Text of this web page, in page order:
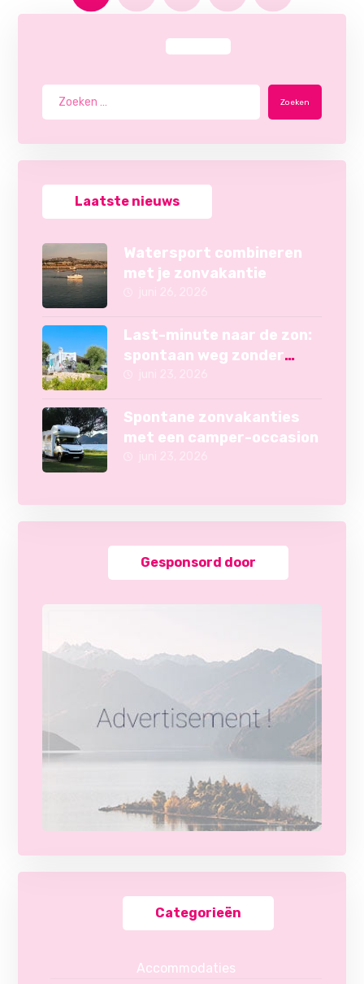
Zoeken
Laatste nieuws
Watersport combineren
met je zonvakantie
Last-minute naar de zon:
spontaan weg zonder
Spontane zonvakanties
met een camper-occasion
Gesponsord door
Categorieën
Accommodaties